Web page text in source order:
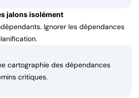
jalons isolément
Ignorer les dépendances
cartographie des dépendances
critiques.